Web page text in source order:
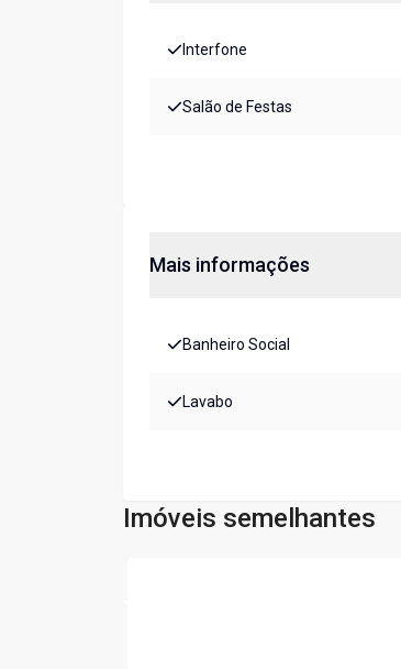
Interfone
Salão de Festas
Mais informações
Banheiro Social
Lavabo
Imóveis semelhantes